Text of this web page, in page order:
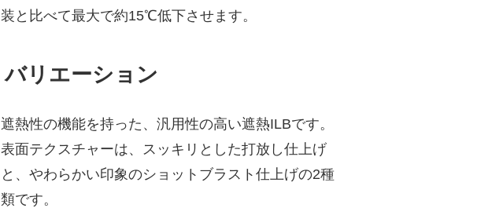
装と比べて最大で約15℃低下させます。
バリエーション
遮熱性の機能を持った、汎用性の高い遮熱ILBです。
表面テクスチャーは、スッキリとした打放し仕上げ
と、やわらかい印象のショットブラスト仕上げの2種
類です。